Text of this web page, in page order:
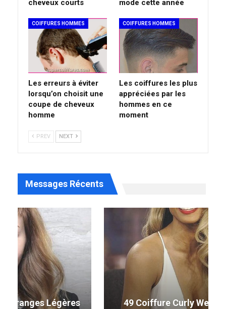
cheveux courts
mode cette année
COIFFURES HOMMES
Les erreurs à éviter
lorsqu’on choisit une
coupe de cheveux
homme
COIFFURES HOMMES
Les coiffures les plus
appréciées par les
hommes en ce
moment
PREV NEXT
Messages Récents
49 Coiffure Curly Weave Parfaite Qui